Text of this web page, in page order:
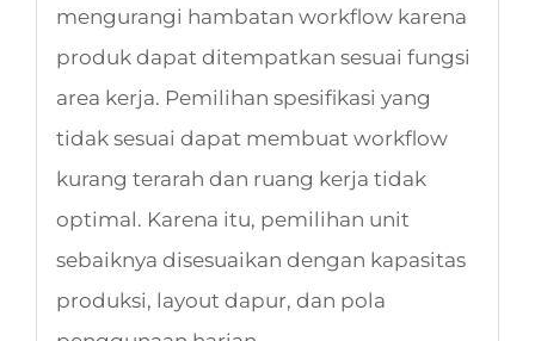
mengurangi hambatan workflow karena
produk dapat ditempatkan sesuai fungsi
area kerja. Pemilihan spesifikasi yang
tidak sesuai dapat membuat workflow
kurang terarah dan ruang kerja tidak
optimal. Karena itu, pemilihan unit
sebaiknya disesuaikan dengan kapasitas
produksi, layout dapur, dan pola